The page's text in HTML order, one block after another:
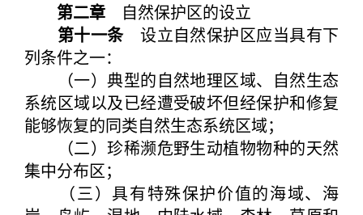
第二章 自然保护区的设立
第十一条设立自然保护区应当具有下
列条件之一：
（一）典型的自然地理区域、自然生态
系统区域以及已经遭受破坏但经保护和修复
能够恢复的同类自然生态系统区域；
（二）珍稀濒危野生动植物物种的天然
集中分布区；
（三）具有特殊保护价值的海域、海